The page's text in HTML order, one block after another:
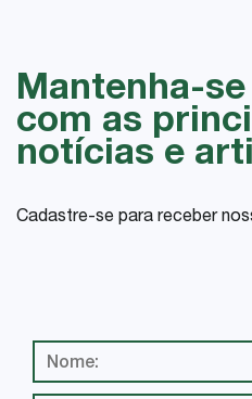
Mantenha-
com as
notícias e
Cadastre-se para receber